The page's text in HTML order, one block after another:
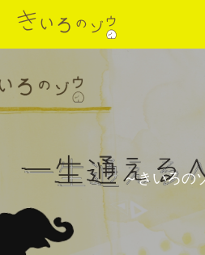
～きいろの